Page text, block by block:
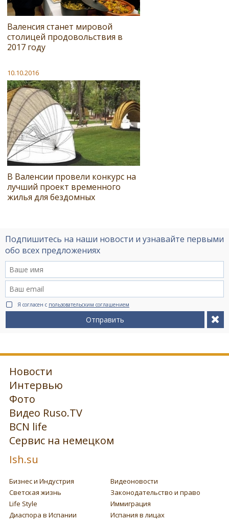
Валенсия станет мировой
столицей продовольствия в
2017 году
10.10.2016
В Валенсии провели конкурс на
лучший проект временного
жилья для бездомных
Подпишитесь на наши новости и узнавайте первыми
обо всех предложениях
Я согласен с пользовательским соглашением
Отправить
Новости
Интервью
Фото
Видео Ruso.TV
BCN life
Сервис на немецком
Ish.su
Бизнес и Индустрия
Видеоновости
Светская жизнь
Законодательство и право
Life Style
Иммиграция
Диаспора в Испании
Испания в лицах